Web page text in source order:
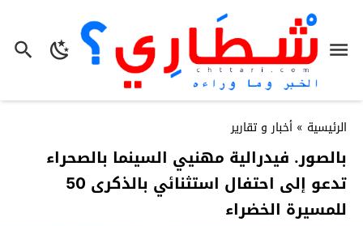
الرئيسية » أخبار و تقارير
بالصور. فيدرالية مهنيي السينما بالصحراء
تدعو إلى احتفال استثنائي بالذكرى 50
للمسيرة الخضراء